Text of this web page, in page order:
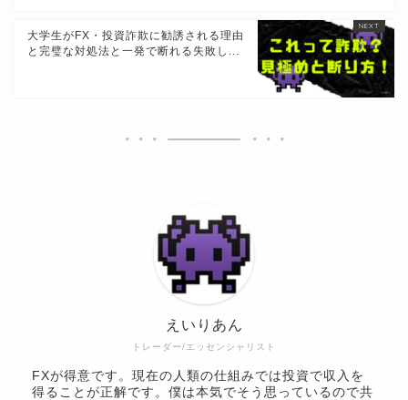
大学生がFX・投資詐欺に勧誘される理由
と完璧な対処法と一発で断れる失敗し...
トレーダー/エッセンシャリスト
えいりあん
FXが得意です。現在の人類の仕組みでは投資で収入を
得ることが正解です。僕は本気でそう思っているので共